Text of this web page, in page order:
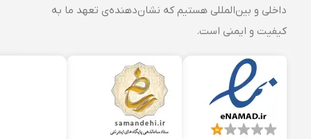
داخلی و بین‌المللی هستیم که نشان‌دهنده‌ی تعهد ما به
کیفیت و ایمنی است.